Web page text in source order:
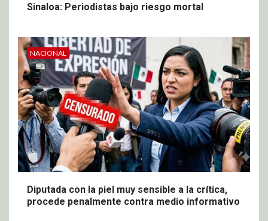
Sinaloa: Periodistas bajo riesgo mortal
NACIONAL
Diputada con la piel muy sensible a la crítica,
procede penalmente contra medio informativo